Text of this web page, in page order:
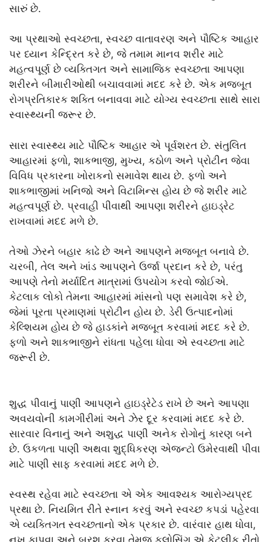
સારું છે.
આ પ્રથાઓ સ્વચ્છતા, સ્વચ્છ વાતાવરણ અને પૌષ્ટિક આહાર
પર ધ્યાન કેન્દ્રિત કરે છે, જે તમામ માનવ શરીર માટે
મહત્વપૂર્ણ છે વ્યક્તિગત અને સામાજિક સ્વચ્છતા આપણા
શરીરને બીમારીઓથી બચાવવામાં મદદ કરે છે. એક મજબૂત
રોગપ્રતિકારક શક્તિ બનાવવા માટે યોગ્ય સ્વચ્છતા સાથે સારા
સ્વાસ્થ્યની જરૂર છે.
સારા સ્વાસ્થ્ય માટે પૌષ્ટિક આહાર એ પૂર્વશરત છે. સંતુલિત
આહારમાં ફળો, શાકભાજી, મુખ્ય, કઠોળ અને પ્રોટીન જેવા
વિવિધ પ્રકારના ખોરાકનો સમાવેશ થાય છે. ફળો અને
શાકભાજીમાં ખનિજો અને વિટામિન્સ હોય છે જે શરીર માટે
મહત્વપૂર્ણ છે. પ્રવાહી પીવાથી આપણા શરીરને હાઇડ્રેટ
રાખવામાં મદદ મળે છે.
તેઓ ઝેરને બહાર કાઢે છે અને આપણને મજબૂત બનાવે છે.
ચરબી, તેલ અને ખાંડ આપણને ઉર્જા પ્રદાન કરે છે, પરંતુ
આપણે તેનો મર્યાદિત માત્રામાં ઉપયોગ કરવો જોઈએ.
કેટલાક લોકો તેમના આહારમાં માંસનો પણ સમાવેશ કરે છે,
જેમાં પૂરતા પ્રમાણમાં પ્રોટીન હોય છે. ડેરી ઉત્પાદનોમાં
કેલ્શિયમ હોય છે જે હાડકાંને મજબૂત કરવામાં મદદ કરે છે.
ફળો અને શાકભાજીને રાંધતા પહેલા ધોવા એ સ્વચ્છતા માટે
જરૂરી છે.
શુદ્ધ પીવાનું પાણી આપણને હાઇડ્રેટેડ રાખે છે અને આપણા
અવયવોની કામગીરીમાં અને ઝેર દૂર કરવામાં મદદ કરે છે.
સારવાર વિનાનું અને અશુદ્ધ પાણી અનેક રોગોનું કારણ બને
છે. ઉકળતા પાણી અથવા શુદ્ધિકરણ એજન્ટો ઉમેરવાથી પીવા
માટે પાણી સાફ કરવામાં મદદ મળે છે.
સ્વસ્થ રહેવા માટે સ્વચ્છતા એ એક આવશ્યક આરોગ્યપ્રદ
પ્રથા છે. નિયમિત રીતે સ્નાન કરવું અને સ્વચ્છ કપડાં પહેરવા
એ વ્યક્તિગત સ્વચ્છતાનો એક પ્રકાર છે. વારંવાર હાથ ધોવા,